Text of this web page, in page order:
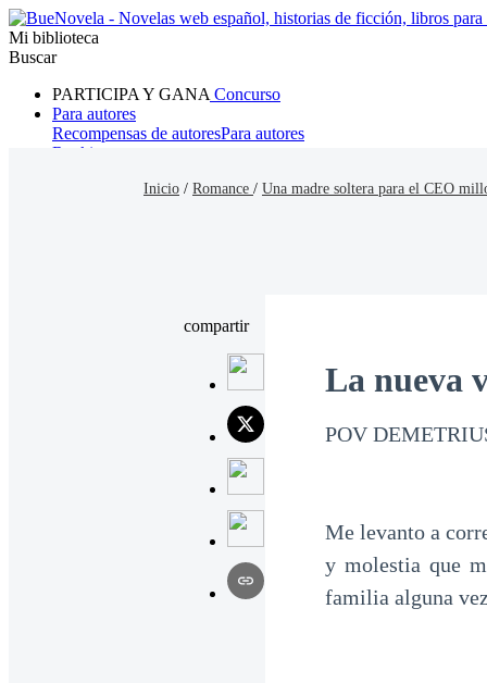
Mi biblioteca
Buscar
PARTICIPA Y GANA Concurso
Para autores
Recompensas de autoresPara autores
Ranking
Inicio / Romance / Una madre soltera para el CEO
compartir
La nueva
POV
Me levanto a
y molestia que
familia alguna